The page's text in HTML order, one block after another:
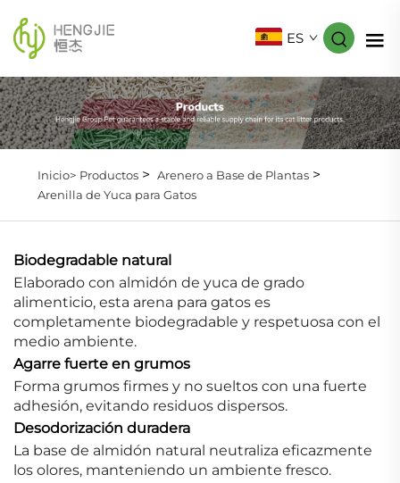
ES
Inicio> Productos> Arenero a Base de Plantas>
Arenilla de Yuca para Gatos
Biodegradable natural
Elaborado con almidón de yuca de grado
alimenticio, esta arena para gatos es
completamente biodegradable y respetuosa con el
medio ambiente.
Agarre fuerte en grumos
Forma grumos firmes y no sueltos con una fuerte
adhesión, evitando residuos dispersos.
Desodorización duradera
La base de almidón natural neutraliza eficazmente
los olores, manteniendo un ambiente fresco.